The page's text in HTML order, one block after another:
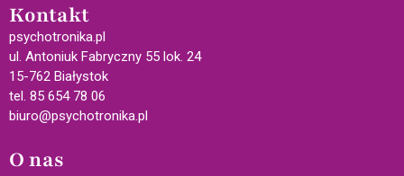
Kontakt
psychotronika.pl
ul. Antoniuk Fabryczny 55 lok. 24
15-762 Białystok
tel. 85 654 78 06
biuro@psychotronika.pl
O nas